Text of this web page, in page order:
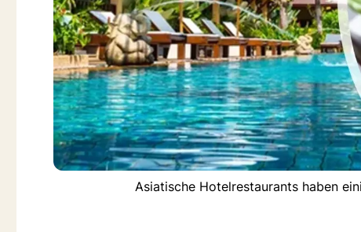
Asiatische Hotelrestaurants haben